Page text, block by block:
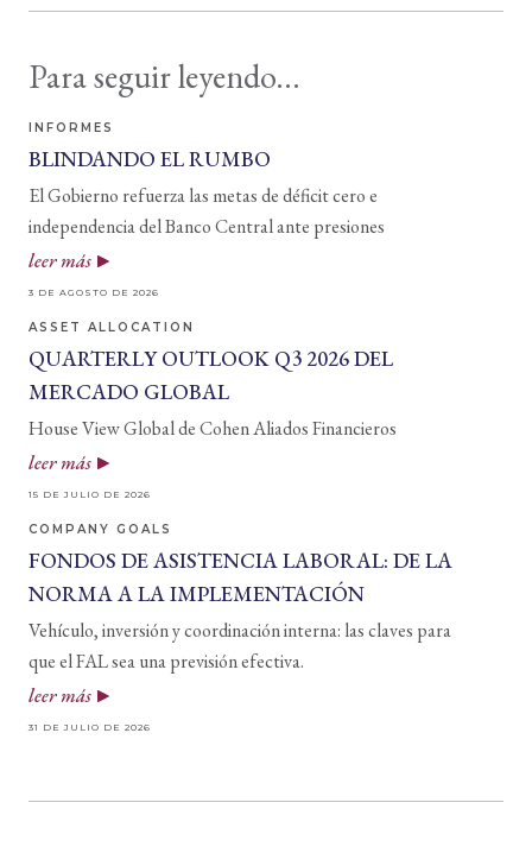
Para seguir leyendo...
INFORMES
BLINDANDO EL RUMBO
El Gobierno refuerza las metas de déficit cero e
independencia del Banco Central ante presiones
leer más
3 DE AGOSTO DE 2026
ASSET ALLOCATION
QUARTERLY OUTLOOK Q3 2026 DEL
MERCADO GLOBAL
House View Global de Cohen Aliados Financieros
leer más
15 DE JULIO DE 2026
COMPANY GOALS
FONDOS DE ASISTENCIA LABORAL: DE LA
NORMA A LA IMPLEMENTACIÓN
Vehículo, inversión y coordinación interna: las claves para
que el FAL sea una previsión efectiva.
leer más
31 DE JULIO DE 2026